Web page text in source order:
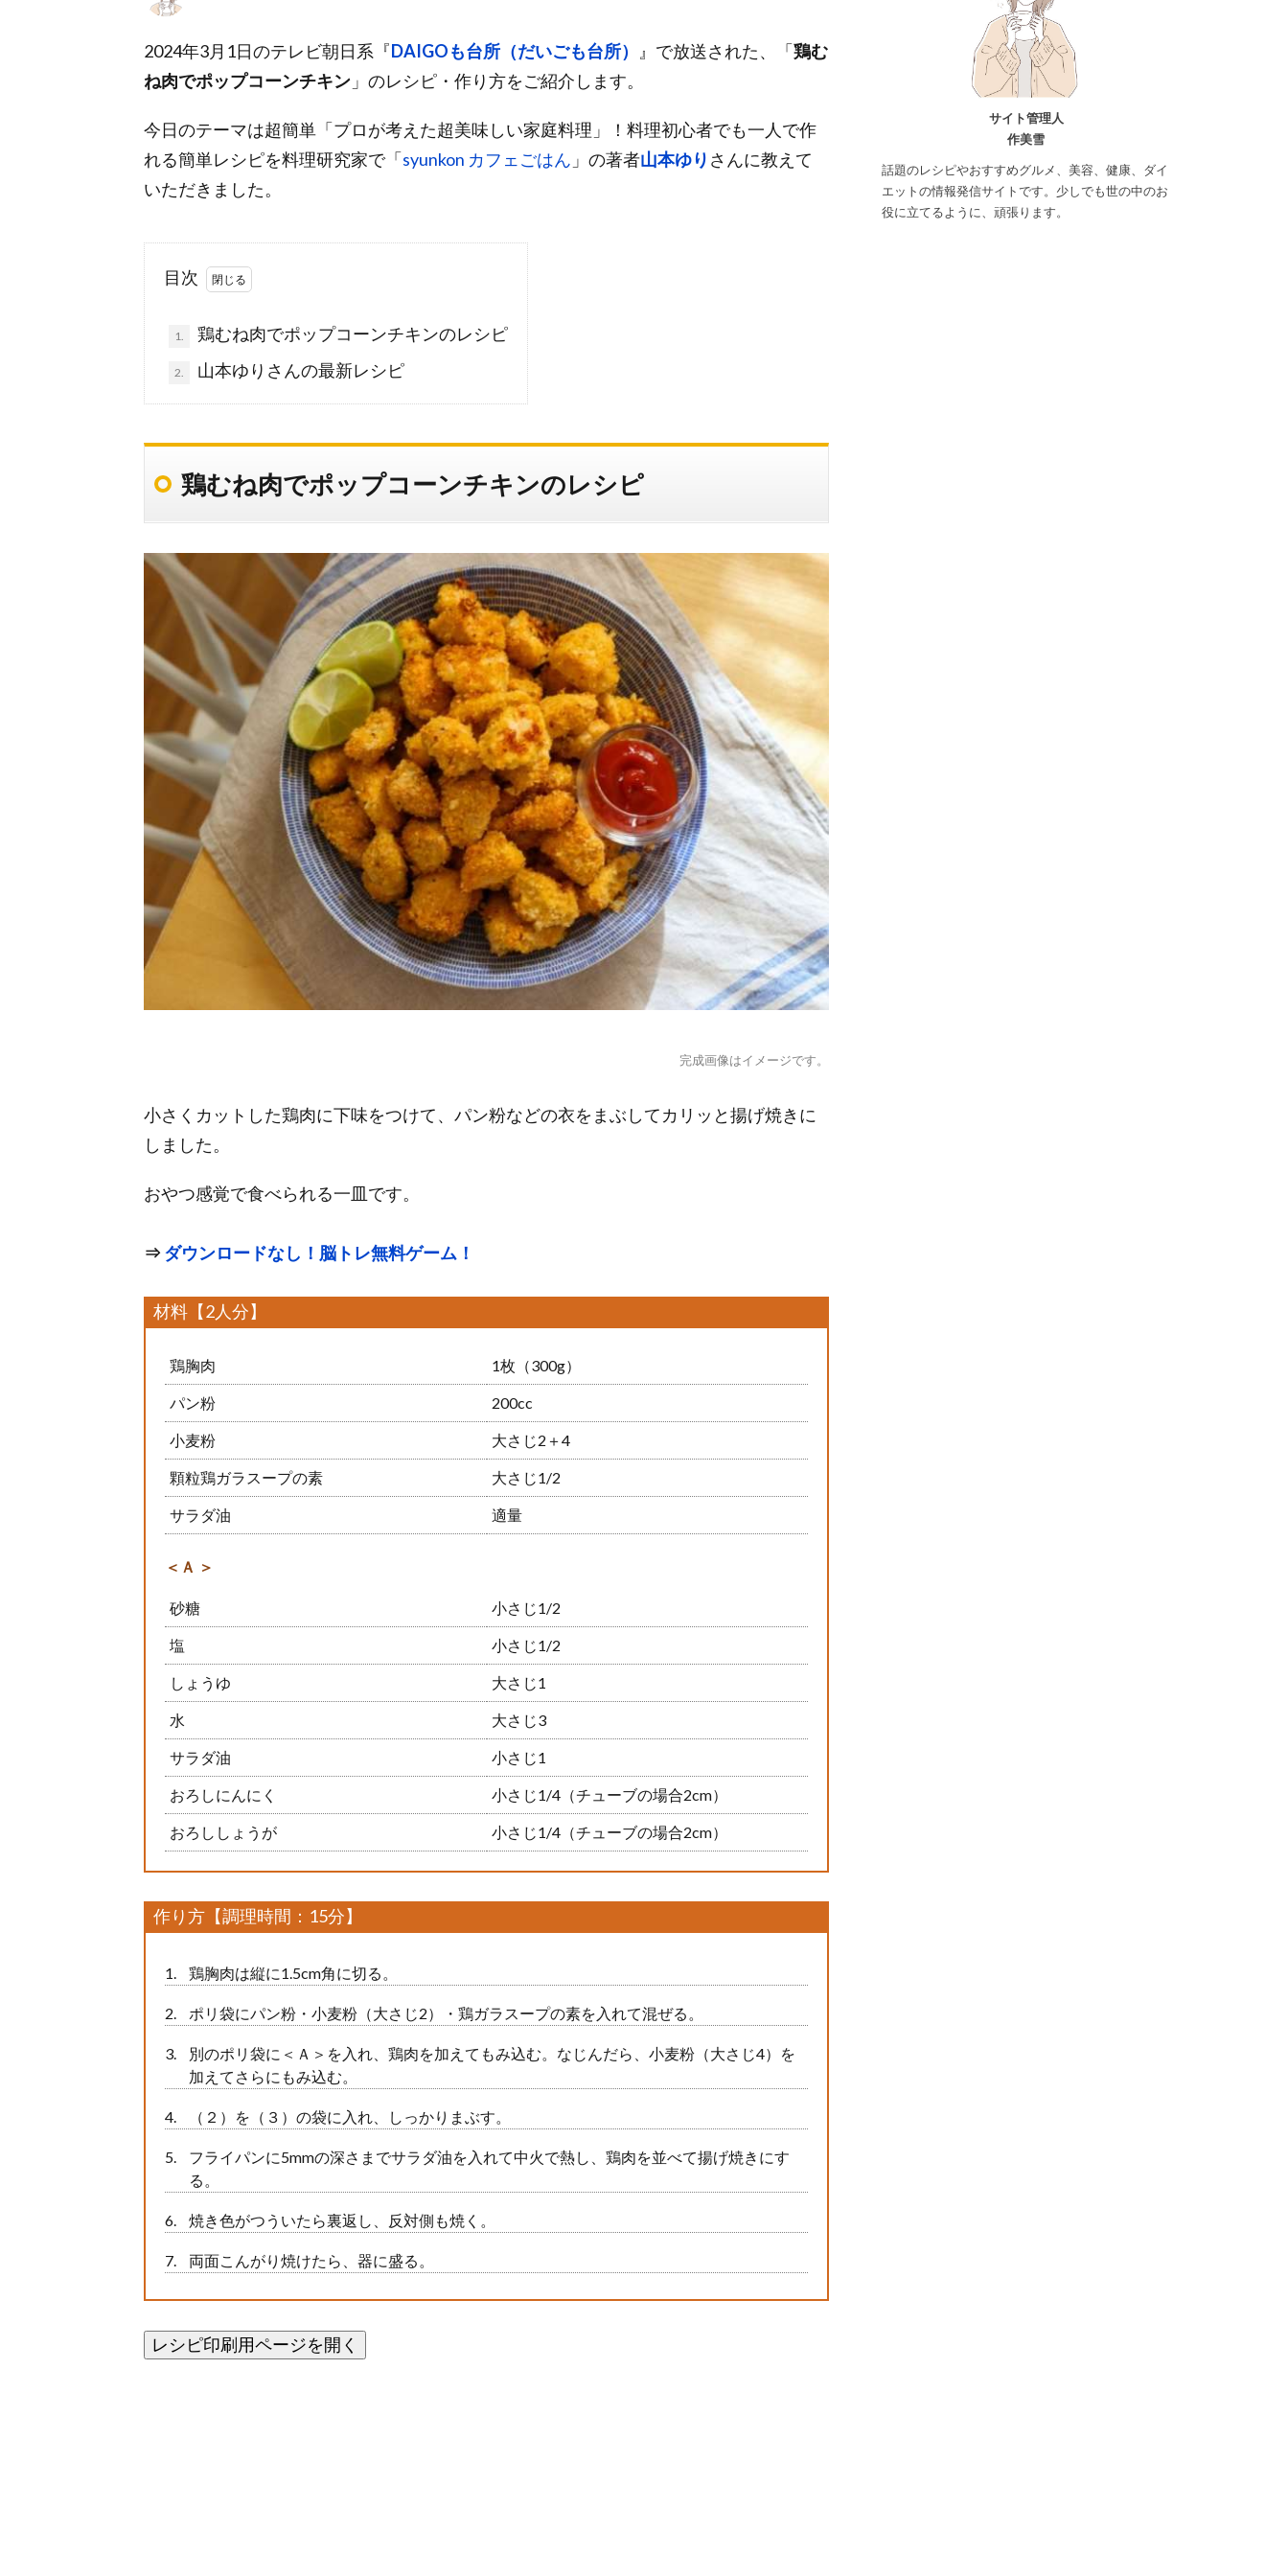
2024年3月1日のテレビ朝日系『DAIGOも台所（だいごも台所） 』で放送された、「鶏む
ね肉でポップコーンチキン」のレシピ・作り方をご紹介します。
今日のテーマは超簡単「プロが考えた超美味しい家庭料理」！料理初心者でも一人で作
れる簡単レシピを料理研究家で「syunkon カフェごはん 」の著者山本ゆり さんに教えて
いただきました。
目次
1. 鶏むね肉でポップコーンチキンのレシピ
2. 山本ゆりさんの最新レシピ
鶏むね肉でポップコーンチキンのレシピ
完成画像はイメージです。
小さくカットした鶏肉に下味をつけて、パン粉などの衣をまぶしてカリッと揚げ焼きに
しました。
おやつ感覚で食べられる一皿です。
⇒ダウンロードなし！脳トレ無料ゲーム！
材料【2人分】
鶏胸肉 1枚（300g）
パン粉 200cc
小麦粉 大さじ2＋4
顆粒鶏ガラスープの素 大さじ1/2
サラダ油 適量
＜Ａ ＞
砂糖 小さじ1/2
塩 小さじ1/2
しょうゆ 大さじ1
水 大さじ3
サラダ油 小さじ1
おろしにんにく 小さじ1/4（チューブの場合2cm）
おろししょうが 小さじ1/4（チューブの場合2cm）
作り方【調理時間：15分】
鶏胸肉は縦に1.5cm角に切る。
ポリ袋にパン粉・小麦粉（大さじ2）・鶏ガラスープの素を入れて混ぜる。
別のポリ袋に＜Ａ＞を入れ、鶏肉を加えてもみ込む。なじんだら、小麦粉（大さじ4）を
加えてさらにもみ込む。
（２）を（３）の袋に入れ、しっかりまぶす。
フライパンに5mmの深さまでサラダ油を入れて中火で熱し、鶏肉を並べて揚げ焼きにす
る。
焼き色がつういたら裏返し、反対側も焼く。
両面こんがり焼けたら、器に盛る。
サイト管理人
作美雪
話題のレシピやおすすめグルメ、美容、健康、ダイ
エットの情報発信サイトです。少しでも世の中のお
役に立てるように、頑張ります。